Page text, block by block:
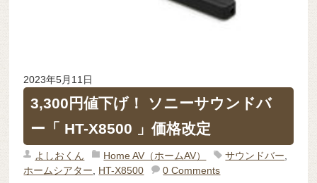
2023年5月11日
3,300円値下げ！ ソニーサウンドバ
ー「 HT-X8500 」価格改定
よしおくん Home AV（ホームAV） サウンドバー
ホームシアター
HT-X8500
0 Comments